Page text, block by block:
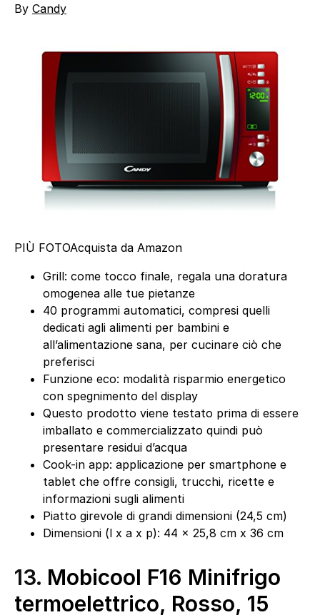
By Candy
PIÙ FOTOAcquista da Amazon
Grill: come tocco finale, regala una doratura
omogenea alle tue pietanze
40 programmi automatici, compresi quelli
dedicati agli alimenti per bambini e
all’alimentazione sana, per cucinare ciò che
preferisci
Funzione eco: modalità risparmio energetico
con spegnimento del display
Questo prodotto viene testato prima di essere
imballato e commercializzato quindi può
presentare residui d’acqua
Cook-in app: applicazione per smartphone e
tablet che offre consigli, trucchi, ricette e
informazioni sugli alimenti
Piatto girevole di grandi dimensioni (24,5 cm)
Dimensioni (l x a x p): 44 x 25,8 cm x 36 cm
13. Mobicool F16 Minifrigo
termoelettrico, Rosso, 15